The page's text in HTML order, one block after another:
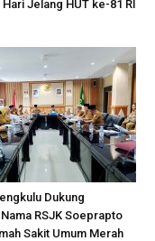
Hari Jelang HUT ke-81 RI
Dukung
RSJK Soeprapto
Sakit Umum Merah